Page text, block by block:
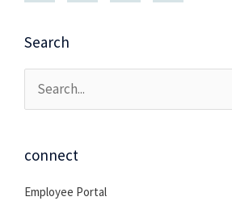
Search
Cari
untuk:
connect
Employee Portal